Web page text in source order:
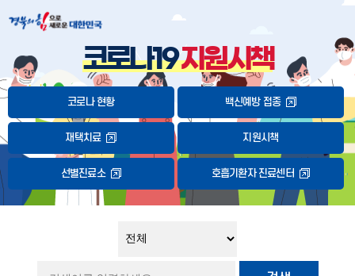
코로나19지원시책
코로나 현황 백신예방 접종
재택치료 지원시책
선별진료소 호흡기환자 진료센터